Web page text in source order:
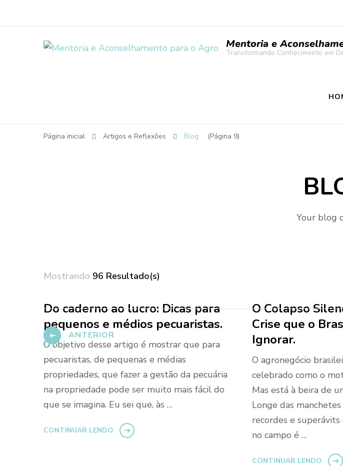
Mentoria e
Transformando Conhecimento em
Página inicial Artigos e Reflexões Blog (Página 9)
Your blog
Mostrando 96 Resultado(s)
Do caderno ao lucro: Dicas para
pequenos e médios pecuaristas.
O objetivo desse artigo é mostrar que para
pecuaristas, de pequenas e médias
propriedades, que fazer a gestão da pecuária
na propriedade pode ser muito mais fácil do
que se imagina. Eu sei que, às …
CONTINUAR LENDO
O Colapso
Crise que o
Ignorar.
O agronegócio
celebrado como o
Mas está à beira de
Longe das
recordes e superávits
no campo é …
CONTINUAR LENDO
Paginação
de
posts
ANTERIOR